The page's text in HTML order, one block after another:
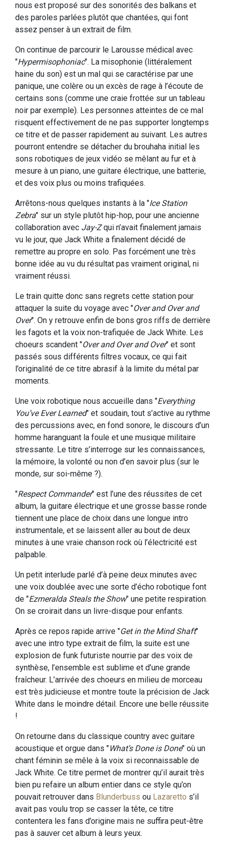
nous est proposé sur des sonorités des balkans et
des paroles parlées plutôt que chantées, qui font
assez penser à un extrait de film.
On continue de parcourir le Larousse médical avec
"Hypermisophoniac". La misophonie (littéralement
haine du son) est un mal qui se caractérise par une
panique, une colère ou un excès de rage à l’écoute de
certains sons (comme une craie frottée sur un tableau
noir par exemple). Les personnes atteintes de ce mal
risquent effectivement de ne pas supporter longtemps
ce titre et de passer rapidement au suivant. Les autres
pourront entendre se détacher du brouhaha initial les
sons robotiques de jeux vidéo se mêlant au fur et à
mesure à un piano, une guitare électrique, une batterie,
et des voix plus ou moins trafiquées.
Arrêtons-nous quelques instants à la "Ice Station
Zebra" sur un style plutôt hip-hop, pour une ancienne
collaboration avec Jay-Zqui n’avait finalement jamais
vu le jour, que Jack White a finalement décidé de
remettre au propre en solo. Pas forcément une très
bonne idée au vu du résultat pas vraiment original, ni
vraiment réussi.
Le train quitte donc sans regrets cette station pour
attaquer la suite du voyage avec "Over and Over and
Over". On y retrouve enfin de bons gros riffs de derrière
les fagots et la voix non-trafiquée de Jack White. Les
choeurs scandent "Over and Over and Over" et sont
passés sous différents filtres vocaux, ce qui fait
l’originalité de ce titre abrasif à la limite du métal par
moments.
Une voix robotique nous accueille dans "Everything
You’ve Ever Learned" et soudain, tout s’active au rythme
des percussions avec, en fond sonore, le discours d’un
homme haranguant la foule et une musique militaire
stressante. Le titre s’interroge sur les connaissances,
la mémoire, la volonté ou non d’en savoir plus (sur le
monde, sur soi-même ?).
"Respect Commander" est l’une des réussites de cet
album, la guitare électrique et une grosse basse ronde
tiennent une place de choix dans une longue intro
instrumentale, et se laissent aller au bout de deux
minutes à une vraie chanson rock où l’électricité est
palpable.
Un petit interlude parlé d’à peine deux minutes avec
une voix doublée avec une sorte d’écho robotique font
de "Ezmeralda Steals the Show" une petite respiration.
On se croirait dans un livre-disque pour enfants.
Après ce repos rapide arrive "Get in the Mind Shaft"
avec une intro type extrait de film, la suite est une
explosion de funk futuriste nourrie par des voix de
synthèse, l’ensemble est sublime et d’une grande
fraîcheur. L’arrivée des choeurs en milieu de morceau
est très judicieuse et montre toute la précision de Jack
White dans le moindre détail. Encore une belle réussite
!
On retourne dans du classique country avec guitare
acoustique et orgue dans "What’s Done is Done" où un
chant féminin se mêle à la voix si reconnaissable de
Jack White. Ce titre permet de montrer qu’il aurait très
bien pu refaire un album entier dans ce style qu’on
pouvait retrouver dans Blunderbuss ou Lazaretto s’il
avait pas voulu trop se casser la tête, ce titre
contentera les fans d’origine mais ne suffira peut-être
pas à sauver cet album à leurs yeux.